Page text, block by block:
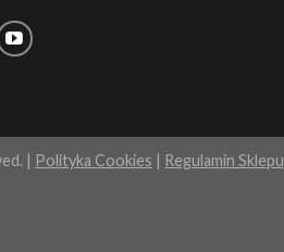
| Polityka Cookies | Regulamin Sklepu